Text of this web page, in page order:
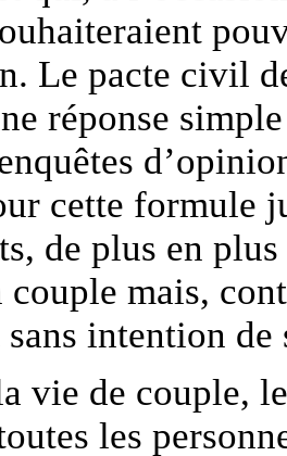
Le pacte civil
réponse
cette formule
de plus en
mais,
intention de
vie de couple,
les